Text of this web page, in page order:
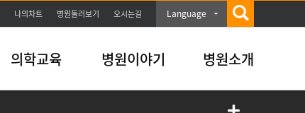
나의차트 병원둘러보기 오시는길 Language
의학교육 병원이야기 병원소개